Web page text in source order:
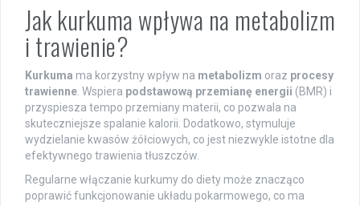
Jak kurkuma wpływa na metabolizm
i trawienie?
Kurkuma ma korzystny wpływ na metabolizm oraz procesy
trawienne . Wspiera podstawową przemianę energii (BMR) i
przyspiesza tempo przemiany materii, co pozwala na
skuteczniejsze spalanie kalorii. Dodatkowo, stymuluje
wydzielanie kwasów żółciowych, co jest niezwykle istotne dla
efektywnego trawienia tłuszczów.
Regularne włączanie kurkumy do diety może znacząco
poprawić funkcjonowanie układu pokarmowego, co ma